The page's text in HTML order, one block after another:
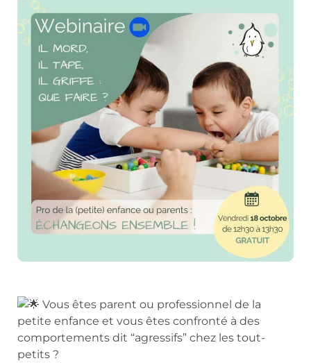
Vous êtes parent ou professionnel de la
petite enfance et vous êtes confronté à des
comportements dit “agressifs” chez les tout-
petits ?